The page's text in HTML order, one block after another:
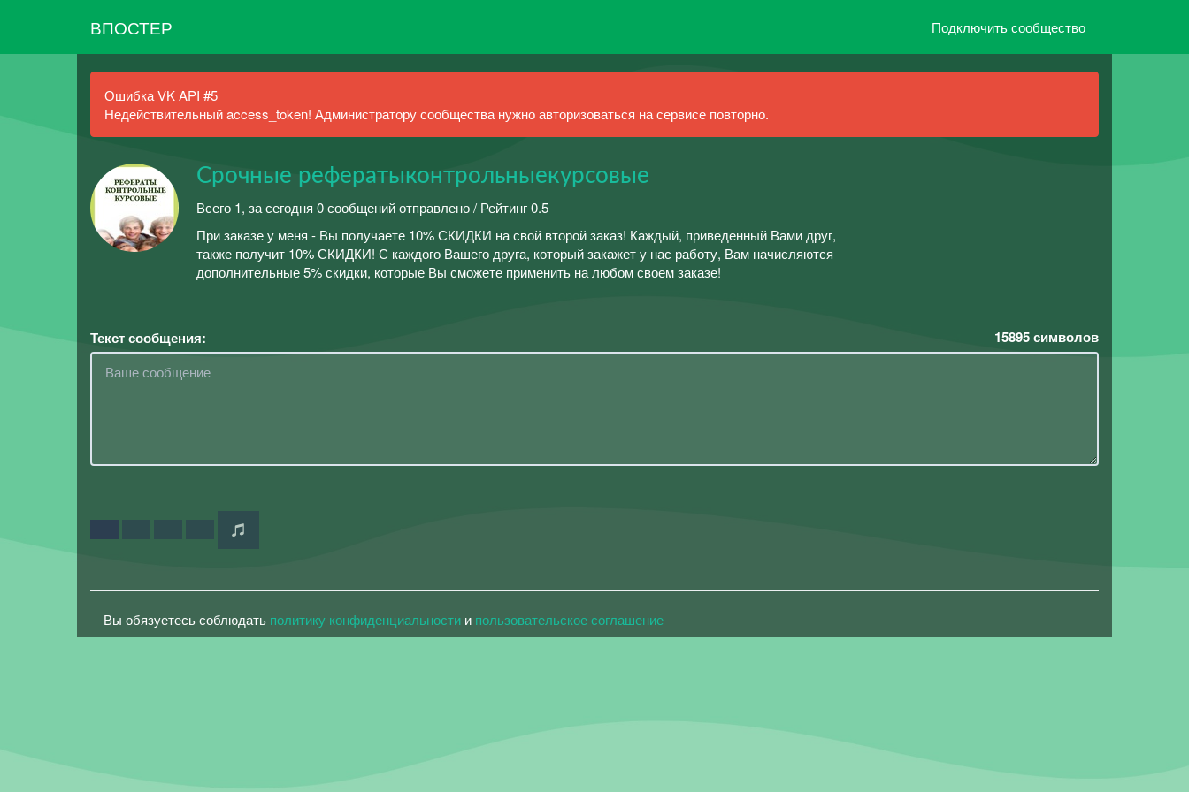
ВПОСТЕР Подключить сообщество
Ошибка VK API #5
Недействительный access_token! Администратору сообщества нужно авторизоваться на сервисе повторно.
Срочные рефератыконтрольныекурсовые
Всего 1, за сегодня 0 сообщений отправлено / Рейтинг 0.5
При заказе у меня - Вы получаете 10% СКИДКИ на свой второй заказ! Каждый, приведенный Вами друг,
также получит 10% СКИДКИ! С каждого Вашего друга, который закажет у нас работу, Вам начисляются
дополнительные 5% скидки, которые Вы сможете применить на любом своем заказе!
Текст сообщения: 15895символов
Вы обязуетесь соблюдать политику конфиденциальности и пользовательское соглашение